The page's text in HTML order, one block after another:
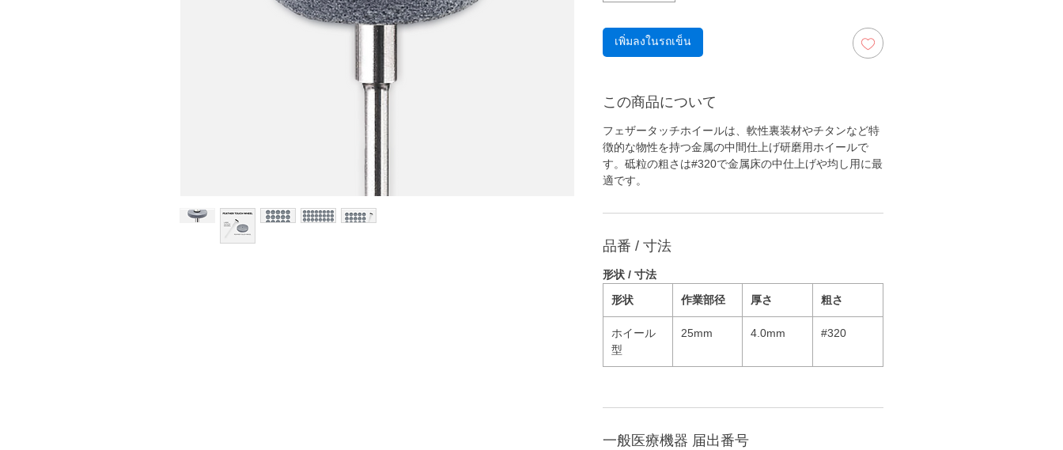
เพิ่มลงในรถเข็น
この商品について
フェザータッチホイールは、軟性裏装材やチタンなど特
徴的な物性を持つ金属の中間仕上げ研磨用ホイールで
す。砥粒の粗さは#320で金属床の中仕上げや均し用に最
適です。
品番 / 寸法
形状 / 寸法
形状
作業部径 厚さ 粗さ
ホイール
型
25mm 4.0mm #320
一般医療機器 届出番号